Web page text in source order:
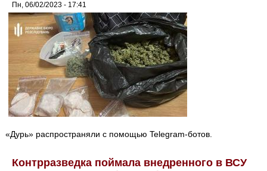
Пн, 06/02/2023 - 17:41
«Дурь» распространяли с помощью Telegram-ботов.
Контрразведка поймала внедренного в ВСУ